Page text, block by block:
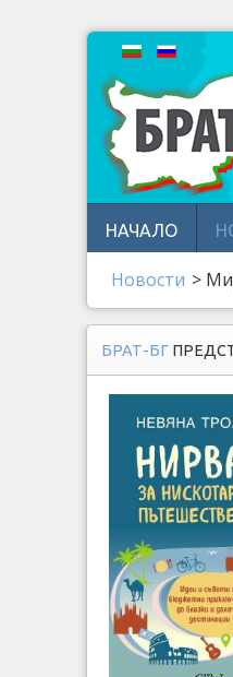
НАЧАЛО
Новости >
БРАТ-БГ